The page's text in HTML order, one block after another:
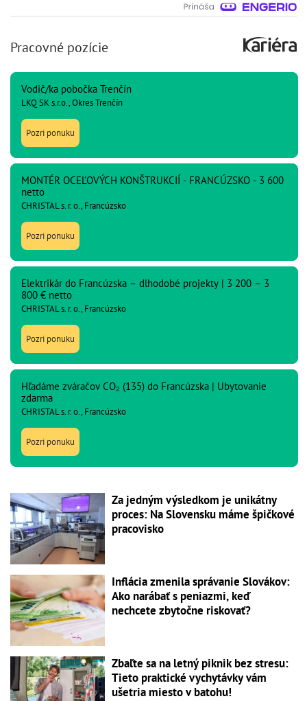
Pracovné pozície
Vodič/ka pobočka Trenčín
LKQ SK s.r.o., Okres Trenčín
Pozri ponuku
MONTÉR OCEĽOVÝCH KONŠTRUKCIÍ - FRANCÚZSKO - 3 600
netto
CHRISTAL s. r. o., Francúzsko
Pozri ponuku
Elektrikár do Francúzska – dlhodobé projekty | 3 200 – 3
800 € netto
CHRISTAL s. r. o., Francúzsko
Pozri ponuku
Hľadáme zváračov CO₂ (135) do Francúzska | Ubytovanie
zdarma
CHRISTAL s. r. o., Francúzsko
Pozri ponuku
Za jedným výsledkom je unikátny
proces: Na Slovensku máme špičkové
pracovisko
Inflácia zmenila správanie Slovákov:
Ako narábať s peniazmi, keď
nechcete zbytočne riskovať?
Zbaľte sa na letný piknik bez stresu:
Tieto praktické vychytávky vám
ušetria miesto v batohu!